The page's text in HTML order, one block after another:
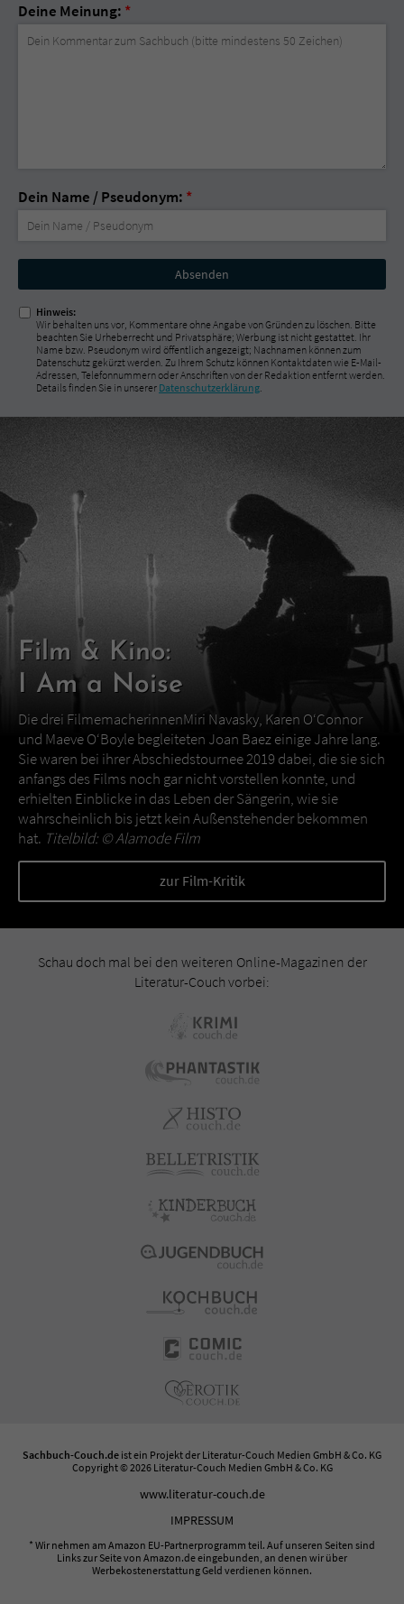
Deine Meinung: *
Dein Name / Pseudonym: *
Nicht
ausfüllen!
Hinweis:
Wir behalten uns vor, Kommentare ohne Angabe von Gründen zu löschen. Bitte
beachten Sie Urheberrecht und Privatsphäre; Werbung ist nicht gestattet. Ihr
Name bzw. Pseudonym wird öffentlich angezeigt; Nachnamen können zum
Datenschutz gekürzt werden. Zu Ihrem Schutz können Kontaktdaten wie E-Mail-
Adressen, Telefonnummern oder Anschriften von der Redaktion entfernt werden.
Details finden Sie in unserer Datenschutzerklärung.
Film & Kino:
I Am a Noise
Die drei FilmemacherinnenMiri Navasky, Karen O‘Connor
und Maeve O‘Boyle begleiteten Joan Baez einige Jahre lang.
Sie waren bei ihrer Abschiedstournee 2019 dabei, die sie sich
anfangs des Films noch gar nicht vorstellen konnte, und
erhielten Einblicke in das Leben der Sängerin, wie sie
wahrscheinlich bis jetzt kein Außenstehender bekommen
hat. Titelbild: ©Alamode Film
zur Film-Kritik
Schau doch mal bei den weiteren Online-Magazinen der
Literatur-Couch vorbei:
Sachbuch-Couch.de ist ein Projekt der Literatur-Couch Medien GmbH & Co. KG
Copyright © 2026 Literatur-Couch Medien GmbH & Co. KG
www.literatur-couch.de
IMPRESSUM
* Wir nehmen am Amazon EU-Partnerprogramm teil. Auf unseren Seiten sind
Links zur Seite von Amazon.de eingebunden, an denen wir über
Werbekostenerstattung Geld verdienen können.